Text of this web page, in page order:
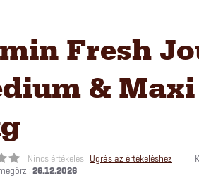
Fresh
&
Nincs értékelés Ugrás az értékeléshez
26.12.2026